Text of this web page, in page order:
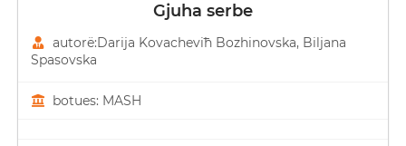
Gjuha serbe
autorë:Darija Kovacheviћ Bozhinovska, Biljana
Spasovska
botues: MASH